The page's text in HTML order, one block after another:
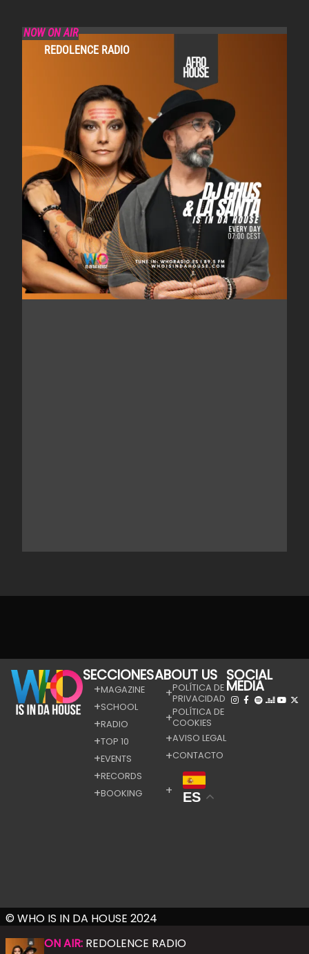
NOW ON AIR
REDOLENCE RADIO
ON AIR:REDOLENCE RADIO
SECCIONES
MAGAZINE
SCHOOL
RADIO
TOP 10
EVENTS
RECORDS
BOOKING
ABOUT US
POLÍTICA DE
PRIVACIDAD
POLÍTICA DE
COOKIES
AVISO LEGAL
CONTACTO
ES
SOCIAL
MEDIA
© WHO IS IN DA HOUSE 2024